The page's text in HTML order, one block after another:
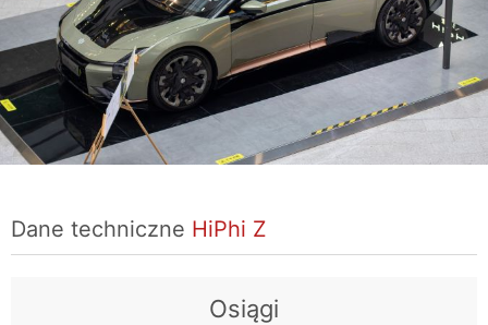
Dane techniczne HiPhi Z
Osiągi